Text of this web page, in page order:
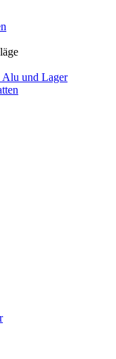
und Lager